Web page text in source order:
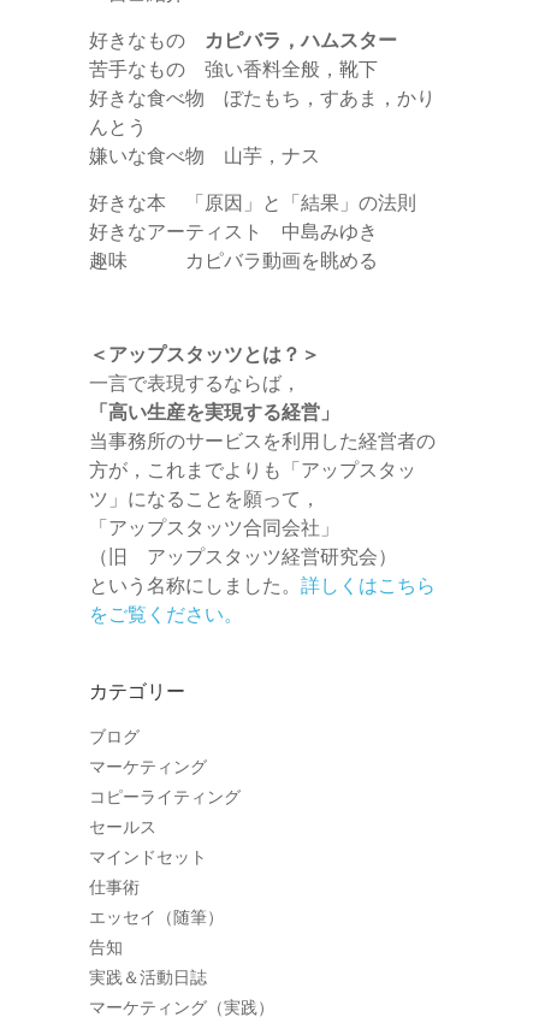
好きなもの カピバラ，ハムスター
苦手なもの 強い香料全般，靴下
好きな食べ物 ぼたもち，すあま，かり
んとう
嫌いな食べ物 山芋，ナス
好きな本 「原因」と「結果」の法則
好きなアーティスト 中島みゆき
趣味 カピバラ動画を眺める
＜アップスタッツとは？＞
一言で表現するならば，
「高い生産を実現する経営」
当事務所のサービスを利用した経営者の
方が，これまでよりも「アップスタッ
ツ」になることを願って，
「アップスタッツ合同会社」
（旧 アップスタッツ経営研究会）
という名称にしました。 詳しくはこちら
をご覧ください。
カテゴリー
ブログ
マーケティング
コピーライティング
セールス
マインドセット
仕事術
エッセイ（随筆）
告知
実践＆活動日誌
マーケティング（実践）